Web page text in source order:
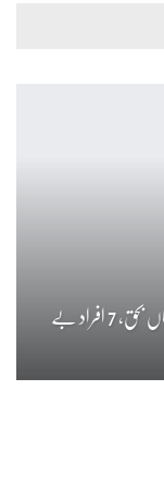
رات کا رکھا ہوا کھانا کھانے سے 3 معصوم بچے جاں بحق، 7 افراد بے